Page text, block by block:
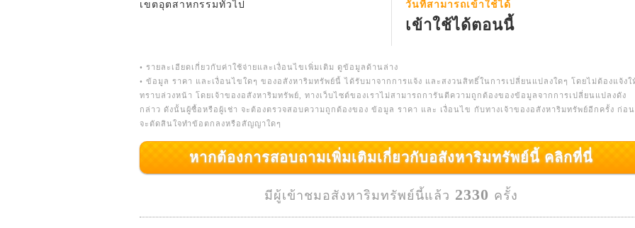
เขตอุตสาหกรรมทั่วไป
วันที่สามารถเข้าใช้ได้
เข้าใช้ได้ตอนนี้
• รายละเอียดเกี่ยวกับค่าใช้จ่ายและเงื่อนไขเพิ่มเติม ดูข้อมูลด้านล่าง
• ข้อมูล ราคา และเงื่อนไขใดๆ ของอสังหาริมทรัพย์นี้ ได้รับมาจากการแจ้ง และสงวนสิทธิ์ในการเปลี่ยนแปลงใดๆ โดยไม่ต้องแจ้งใ
ทราบล่วงหน้า โดยเจ้าของอสังหาริมทรัพย์, ทางเว็บไซต์ของเราไม่สามารถการันตีความถูกต้องของข้อมูลจากการเปลี่ยนแปลงดัง
กล่าว ดังนั้นผู้ซื้อหรือผู้เช่า จะต้องตรวจสอบความถูกต้องของ ข้อมูล ราคา และ เงื่อนไข กับทางเจ้าของอสังหาริมทรัพย์อีกครั้ง ก่อ
จะตัดสินใจทำข้อตกลงหรือสัญญาใดๆ
หากต้องการสอบถามเพิ่มเติมเกี่ยวกับอสังหาริมทรัพย์นี้ คลิกที่นี่
มีผู้เข้าชมอสังหาริมทรัพย์นี้แล้ว 2330 ครั้ง